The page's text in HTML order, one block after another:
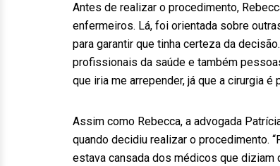
Antes de realizar o procedimento,
enfermeiros. Lá, foi orientada sobre
para garantir que tinha certeza da
profissionais da saúde e também
que iria me arrepender, já que a cirurgia
Assim como Rebecca, a advogada
quando decidiu realizar o procedimento.
estava cansada dos médicos que diziam